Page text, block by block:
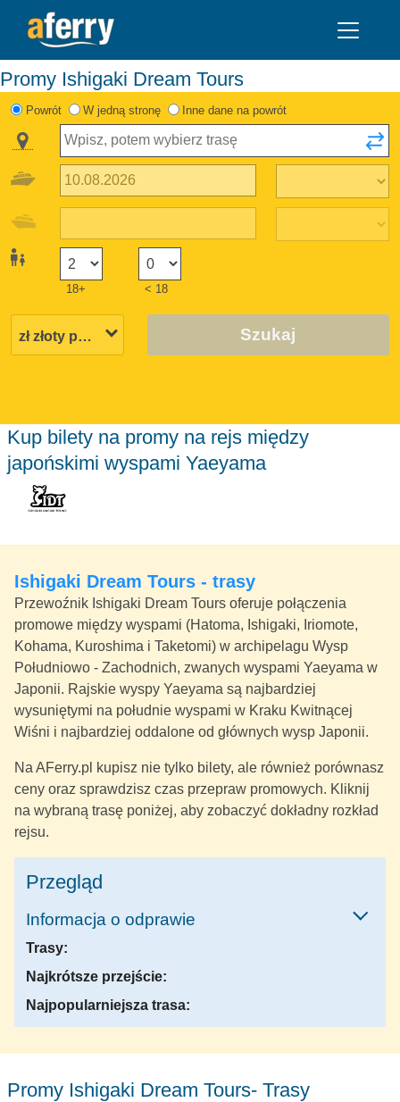
Promy Ishigaki Dream Tours
Powrót W jedną stronę Inne dane na powrót
18+ < 18
Szukaj
Kup bilety na promy na rejs między
japońskimi wyspami Yaeyama
Ishigaki Dream Tours - trasy
Przewoźnik Ishigaki Dream Tours oferuje połączenia
promowe między wyspami (Hatoma, Ishigaki, Iriomote,
Kohama, Kuroshima i Taketomi) w archipelagu Wysp
Południowo - Zachodnich, zwanych wyspami Yaeyama w
Japonii. Rajskie wyspy Yaeyama są najbardziej
wysuniętymi na południe wyspami w Kraku Kwitnącej
Wiśni i najbardziej oddalone od głównych wysp Japonii.
Na AFerry.pl kupisz nie tylko bilety, ale również porównasz
ceny oraz sprawdzisz czas przepraw promowych. Kliknij
na wybraną trasę poniżej, aby zobaczyć dokładny rozkład
rejsu.
Przegląd
Informacja o odprawie
Trasy:
Najkrótsze przejście:
Najpopularniejsza trasa:
Promy Ishigaki Dream Tours- Trasy